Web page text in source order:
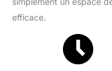
efficace.